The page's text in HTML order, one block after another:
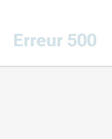
Erreur 500